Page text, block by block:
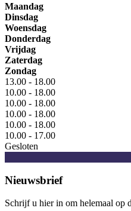
Maandag
Dinsdag
Woensdag
Donderdag
Vrijdag
Zaterdag
Zondag
13.00 - 18.00
10.00 - 18.00
10.00 - 18.00
10.00 - 18.00
10.00 - 18.00
10.00 - 17.00
Gesloten
Nieuwsbrief
Schrijf u hier in om helemaal op